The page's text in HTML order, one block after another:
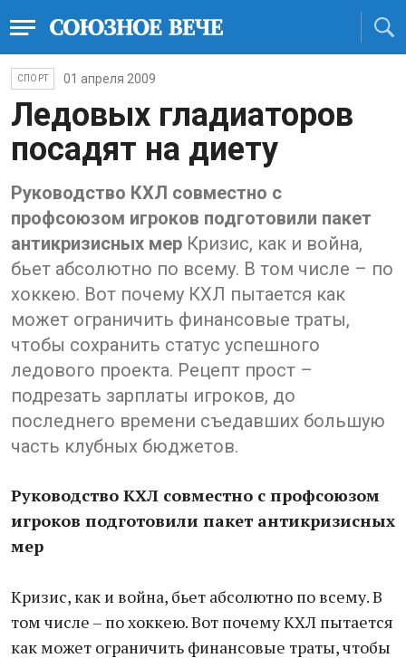
СПОРТ 01 апреля 2009
Ледовых гладиаторов
посадят на диету
Руководство КХЛ совместно с
профсоюзом игроков подготовили пакет
антикризисных мер Кризис, как и война,
бьет абсолютно по всему. В том числе – по
хоккею. Вот почему КХЛ пытается как
может ограничить финансовые траты,
чтобы сохранить статус успешного
ледового проекта. Рецепт прост –
подрезать зарплаты игроков, до
последнего времени съедавших большую
часть клубных бюджетов.
Руководство КХЛ совместно с профсоюзом
игроков подготовили пакет антикризисных
мер
Кризис, как и война, бьет абсолютно по всему. В
том числе – по хоккею. Вот почему КХЛ пытается
как может ограничить финансовые траты, чтобы